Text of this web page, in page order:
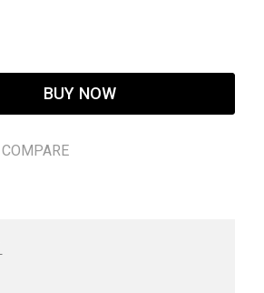
BUY NOW